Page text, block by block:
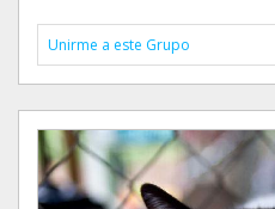
Unirme a este Grupo